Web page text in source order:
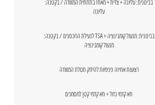
בבינונית: עליונה + צדית + מאחז בתחתית המזוודה / בקטנה:
עליונה
בבינונית: מנעול קומבינציה + TSA לנעילת הרוכסנים / בקטנה:
מנעול קומבינציה
רצועות אחיזה פנימיות להידוק תכולת המזוודה
תא קדמי גדול + תא קדמי קטן למסמכים